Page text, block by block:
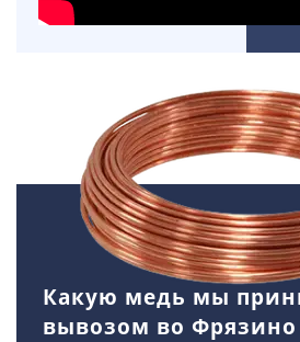
Какую медь мы
вывозом во Фрязино